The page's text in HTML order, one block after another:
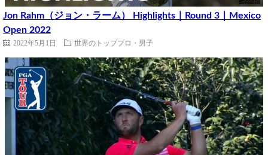
Jon Rahm（ジョン・ラーム） Highlights｜Round 3｜Mexico
Open 2022
2022年5月1日 世界のトッププロ・男子